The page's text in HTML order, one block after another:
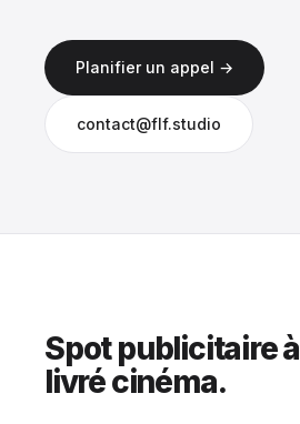
Planifier un appel →
contact@flf.studio
Spot publicitaire à
livré cinéma.